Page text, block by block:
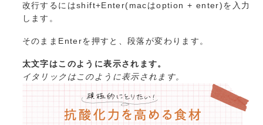
改行するにはshift+Enter(macはoption + enter)を入力
します。
そのままEnterを押すと、段落が変わります。
太文字はこのように表示されます。
イタリックはこのように表示されます。